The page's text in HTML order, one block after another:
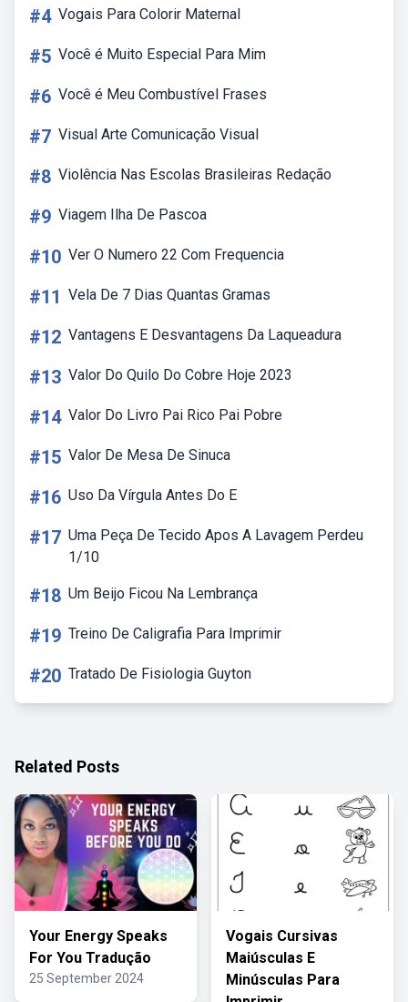
#4 Vogais Para Colorir Maternal
#5 Você é Muito Especial Para Mim
#6 Você é Meu Combustível Frases
#7 Visual Arte Comunicação Visual
#8 Violência Nas Escolas Brasileiras Redação
#9 Viagem Ilha De Pascoa
#10 Ver O Numero 22 Com Frequencia
#11 Vela De 7 Dias Quantas Gramas
#12 Vantagens E Desvantagens Da Laqueadura
#13 Valor Do Quilo Do Cobre Hoje 2023
#14 Valor Do Livro Pai Rico Pai Pobre
#15 Valor De Mesa De Sinuca
#16 Uso Da Vírgula Antes Do E
#17 Uma Peça De Tecido Apos A Lavagem Perdeu
1/10
#18 Um Beijo Ficou Na Lembrança
#19 Treino De Caligrafia Para Imprimir
#20 Tratado De Fisiologia Guyton
Related Posts
Your Energy Speaks
For You Tradução
25 September 2024
Vogais Cursivas
Maiúsculas E
Minúsculas Para